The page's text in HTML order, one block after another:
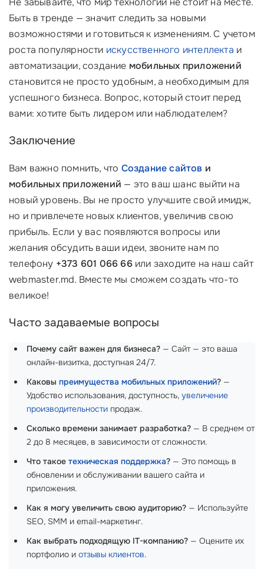
Быть в тренде — значит следить за новыми
возможностями и готовиться к изменениям. С учетом
роста популярности искусственного интеллекта и
автоматизации, создание мобильных приложений
становится не просто удобным, а необходимым для
успешного бизнеса. Вопрос, который стоит перед
вами: хотите быть лидером или наблюдателем?
Заключение
Вам важно помнить, что Создание сайтов и
мобильных приложений — это ваш шанс выйти на
новый уровень. Вы не просто улучшите свой имидж,
но и привлечете новых клиентов, увеличив свою
прибыль. Если у вас появляются вопросы или
желания обсудить ваши идеи, звоните нам по
телефону +373 601 066 66или заходите на наш сайт
webmaster.md. Вместе мы сможем создать что-то
великое!
Часто задаваемые вопросы
Почему сайт важен для бизнеса? — Сайт — это ваша
онлайн-визитка, доступная 24/7.
Каковы преимущества мобильных приложений? —
Удобство использования, доступность, увеличение
производительности продаж.
Сколько времени занимает разработка? — В среднем от
2 до 8 месяцев, в зависимости от сложности.
Что такое техническая поддержка? — Это помощь в
обновлении и обслуживании вашего сайта и
приложения.
Как я могу увеличить свою аудиторию? — Используйте
SEO, SMM и email-маркетинг.
Как выбрать подходящую IT-компанию? — Оцените их
портфолио и отзывы клиентов.